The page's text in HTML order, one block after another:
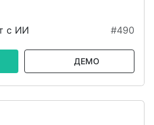
с ИИ
#490
ДЕМО